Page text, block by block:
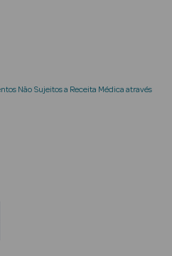
Não Sujeitos a Receita Médica através